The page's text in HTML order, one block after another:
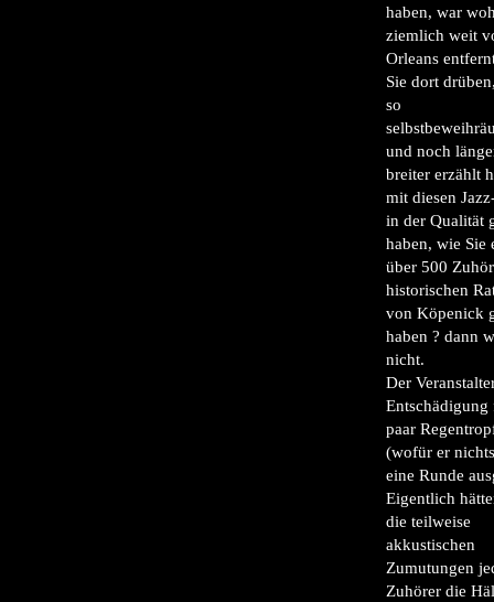
haben, war
ziemlich weit
Orleans
Sie dort
so
und noch
breiter erzählt
mit diesen
in der Qualität
haben, wie Sie
über 500
historischen
von Köpenick
haben ? dann
nicht.
Der
Entschädigung
paar
(wofür er
eine Runde
Eigentlich
die teilweise
akkustischen
Zumutungen
Zuhörer die